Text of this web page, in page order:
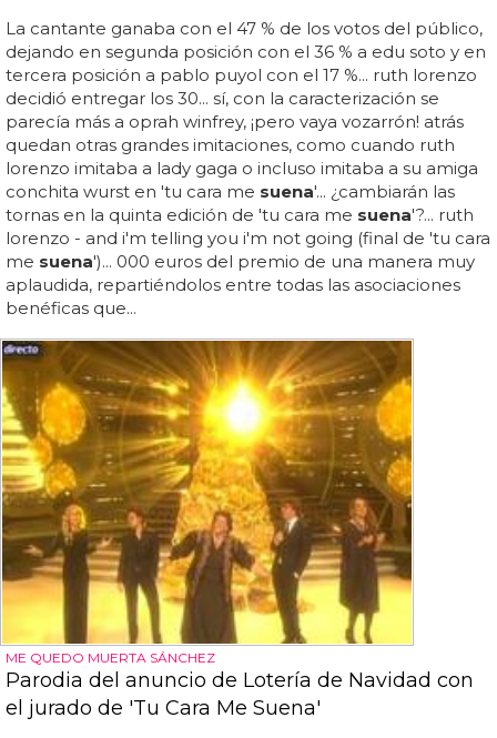
La cantante ganaba con el 47 % de los votos del público,
dejando en segunda posición con el 36 % a edu soto y en
tercera posición a pablo puyol con el 17 %... ruth lorenzo
decidió entregar los 30... sí, con la caracterización se
parecía más a oprah winfrey, ¡pero vaya vozarrón! atrás
quedan otras grandes imitaciones, como cuando ruth
lorenzo imitaba a lady gaga o incluso imitaba a su amiga
conchita wurst en 'tu cara me suena'... ¿cambiarán las
tornas en la quinta edición de 'tu cara me suena'?... ruth
lorenzo - and i'm telling you i'm not going (final de 'tu cara
me suena')... 000 euros del premio de una manera muy
aplaudida, repartiéndolos entre todas las asociaciones
benéficas que...
ME QUEDO MUERTA SÁNCHEZ
Parodia del anuncio de Lotería de Navidad con
el jurado de 'Tu Cara Me Suena'